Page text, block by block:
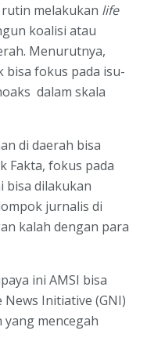
rutin melakukan life
koalisi atau
Menurutnya,
fokus pada isu-
dalam skala
di daerah bisa
Fakta, fokus pada
bisa dilakukan
jurnalis di
kalah dengan para
ini AMSI bisa
Initiative (GNI)
mencegah